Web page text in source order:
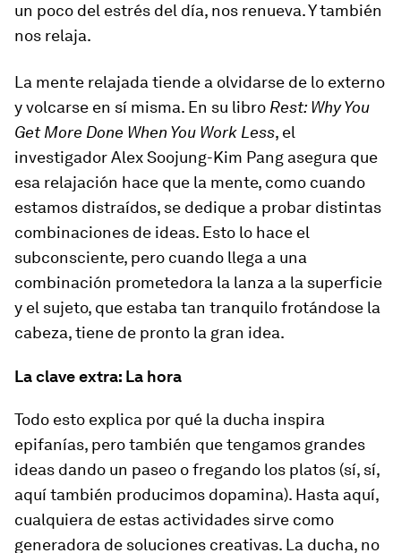
un poco del estrés del día, nos renueva. Y también
nos relaja.
La mente relajada tiende a olvidarse de lo externo
y volcarse en sí misma. En su libro Rest: Why You
Get More Done When You Work Less, el
investigador Alex Soojung-Kim Pang asegura que
esa relajación hace que la mente, como cuando
estamos distraídos, se dedique a probar distintas
combinaciones de ideas. Esto lo hace el
subconsciente, pero cuando llega a una
combinación prometedora la lanza a la superficie
y el sujeto, que estaba tan tranquilo frotándose la
cabeza, tiene de pronto la gran idea.
La clave extra: La hora
Todo esto explica por qué la ducha inspira
epifanías, pero también que tengamos grandes
ideas dando un paseo o fregando los platos (sí, sí,
aquí también producimos dopamina). Hasta aquí,
cualquiera de estas actividades sirve como
generadora de soluciones creativas. La ducha, no